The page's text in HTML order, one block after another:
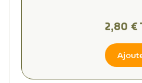
2,80 €